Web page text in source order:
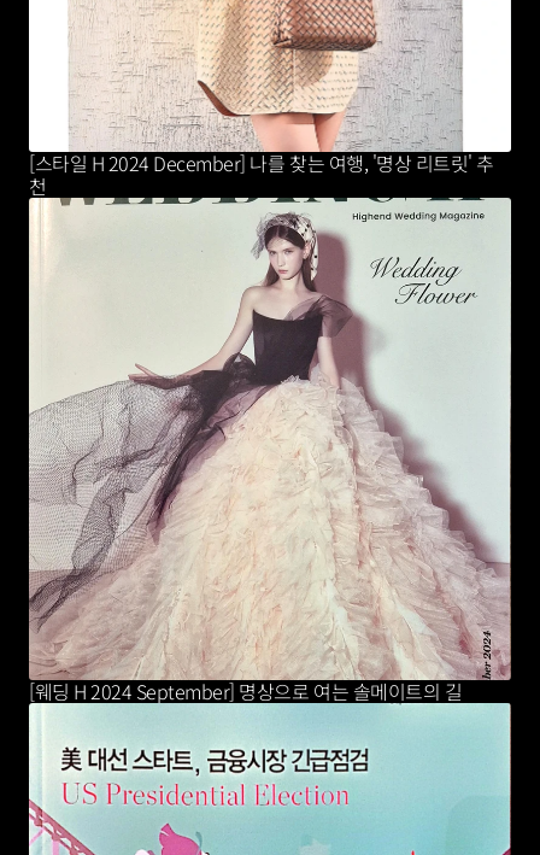
[스타일 H 2024 December] 나를 찾는 여행, '명상 리트릿' 추
천
[웨딩 H 2024 September] 명상으로 여는 솔메이트의 길